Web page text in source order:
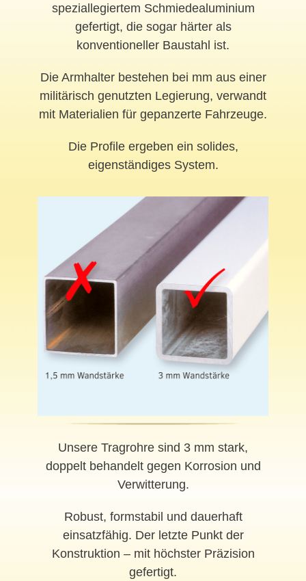
speziallegiertem Schmiedealuminium
gefertigt, die sogar härter als
konventioneller Baustahl ist.
Die Armhalter bestehen bei mm aus einer
militärisch genutzten Legierung, verwandt
mit Materialien für gepanzerte Fahrzeuge.
Die Profile ergeben ein solides,
eigenständiges System.
Unsere Tragrohre sind 3 mm stark,
doppelt behandelt gegen Korrosion und
Verwitterung.
Robust, formstabil und dauerhaft
einsatzfähig. Der letzte Punkt der
Konstruktion – mit höchster Präzision
gefertigt.